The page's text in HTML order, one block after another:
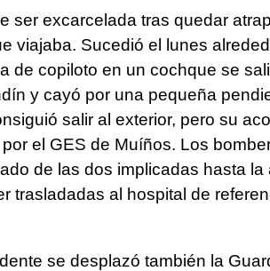
ser excarcelada tras quedar
viajaba. Sucedió el lunes
de copiloto en un cochque se
y cayó por una pequeña
salir al exterior, pero su
el GES de Muíños. Los
de las dos implicadas hasta
trasladadas al hospital de
se desplazó también la